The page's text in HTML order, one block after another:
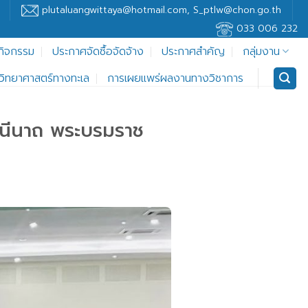
plutaluangwittaya@hotmail.com, S_ptlw@chon.go.th
033 006 232
จกรรม ประกาศจัดซื้อจัดจ้าง ประกาศสำคัญ
กลุ่มงาน
ยาศาสตร์ทางทะเล
การเผยแพร่ผลงานทางวิชาการ
นาถ พระบรมราช